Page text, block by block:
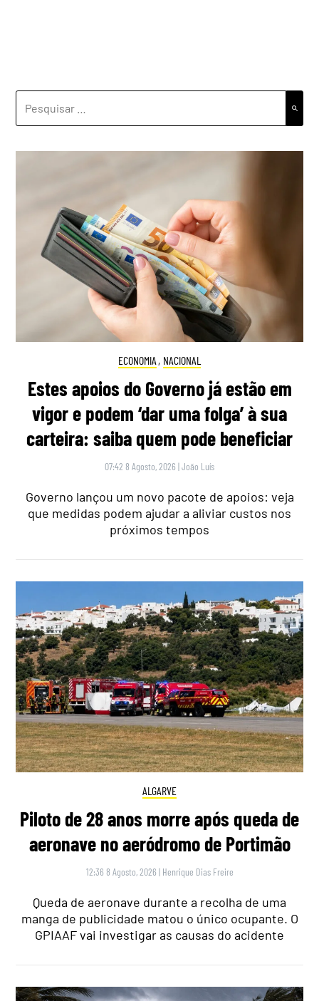
POR:
ECONOMIA , NACIONAL
Estes apoios do Governo já estão em
vigor e podem ‘dar uma folga’ à sua
carteira: saiba quem pode beneficiar
07:42 8 Agosto, 2026 |João Luís
Governo lançou um novo pacote de apoios: veja
que medidas podem ajudar a aliviar custos nos
próximos tempos
ALGARVE
Piloto de 28 anos morre após queda de
aeronave no aeródromo de Portimão
12:36 8 Agosto, 2026 | Henrique Dias Freire
Queda de aeronave durante a recolha de uma
manga de publicidade matou o único ocupante. O
GPIAAF vai investigar as causas do acidente